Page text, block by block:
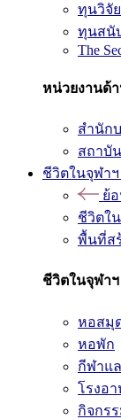
ทุนวิจั
ทุนสนั
The
หน่วยงานด้
สำนัก
สถาบั
ชีวิตในจุฬาฯ
ย้
ชีวิตใ
พื้นที่ส
ชีวิตในจุฬาฯ
หอสมุ
หอพัก
กีฬาแ
โรงอ
กิจกร